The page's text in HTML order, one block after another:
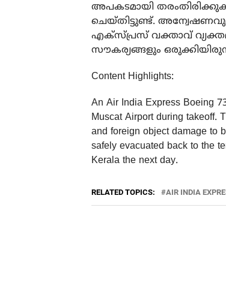
അപകടമായി
ചെയ്തിട്ടുണ്ട്.
എക്സ്പ്രസ് വക്താവ്
സൗകര്യങ്ങളും
Content Highlights:
An Air India Express Boeing
Muscat Airport during takeoff.
and foreign object damage to
safely evacuated back to the
Kerala the next day.
RELATED TOPICS: AIR INDIA